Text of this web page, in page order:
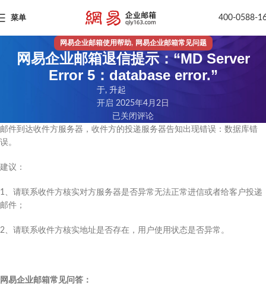
菜单 400-0588-
网易企业邮箱使用帮助, 网易企业邮箱常见问题
网易企业邮箱退信提示：“MD Server
Error 5：database error.”
于, 升起
开启 2025年4月2日
已关闭评论
邮件到达收件方服务器，收件方的投递服务器告知出现错误：数据库错
误。
建议：
1、请联系收件方核实对方服务器是否异常无法正常进信或者给客户投递
邮件；
2、请联系收件方核实地址是否存在，用户使用状态是否异常。
网易企业邮箱常见问答：